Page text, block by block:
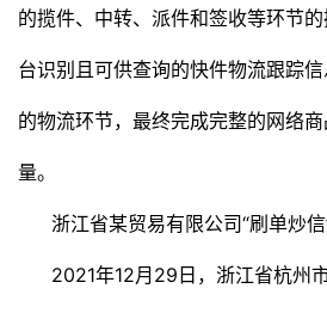
的揽件、中转、派件和签收等环节
台识别且可供查询的快件物流跟踪
的物流环节，最终完成完整的网络
量。
浙江省某贸易有限公司“刷单炒
2021年12月29日，浙江省杭州